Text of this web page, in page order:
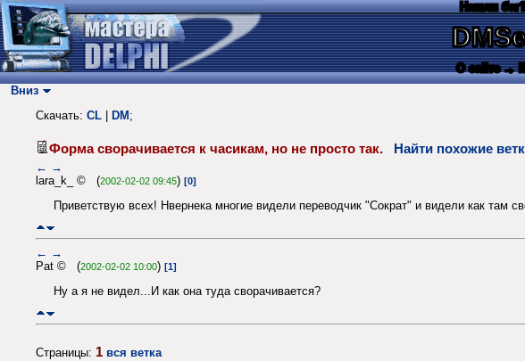
Нашли
О сайте →
Вниз
Скачать: CL DM ;
Форма сворачивается к часикам, но не просто так. Найти похожие
← →
lara_k_ © (2002-02-02 09:45) [0]
Приветствую всех! Нвернека многие видели переводчик "Сократ" и видели как там
← →
Pat © (2002-02-02 10:00) [1]
Ну а я не видел...И как она туда сворачивается?
Страницы: 1 вся ветка